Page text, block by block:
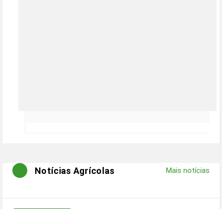
Notícias Agrícolas Mais notícias